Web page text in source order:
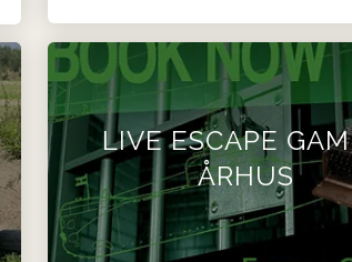
LIVE ESCAPE
ÅRHUS